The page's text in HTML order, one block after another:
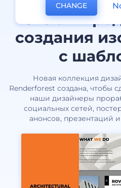
Онлайн-
создания
с
Новая коллекция
Renderforest создана, чтобы
наши дизайнеры
социальных сетей,
анонсов, презентаций
CHANGE